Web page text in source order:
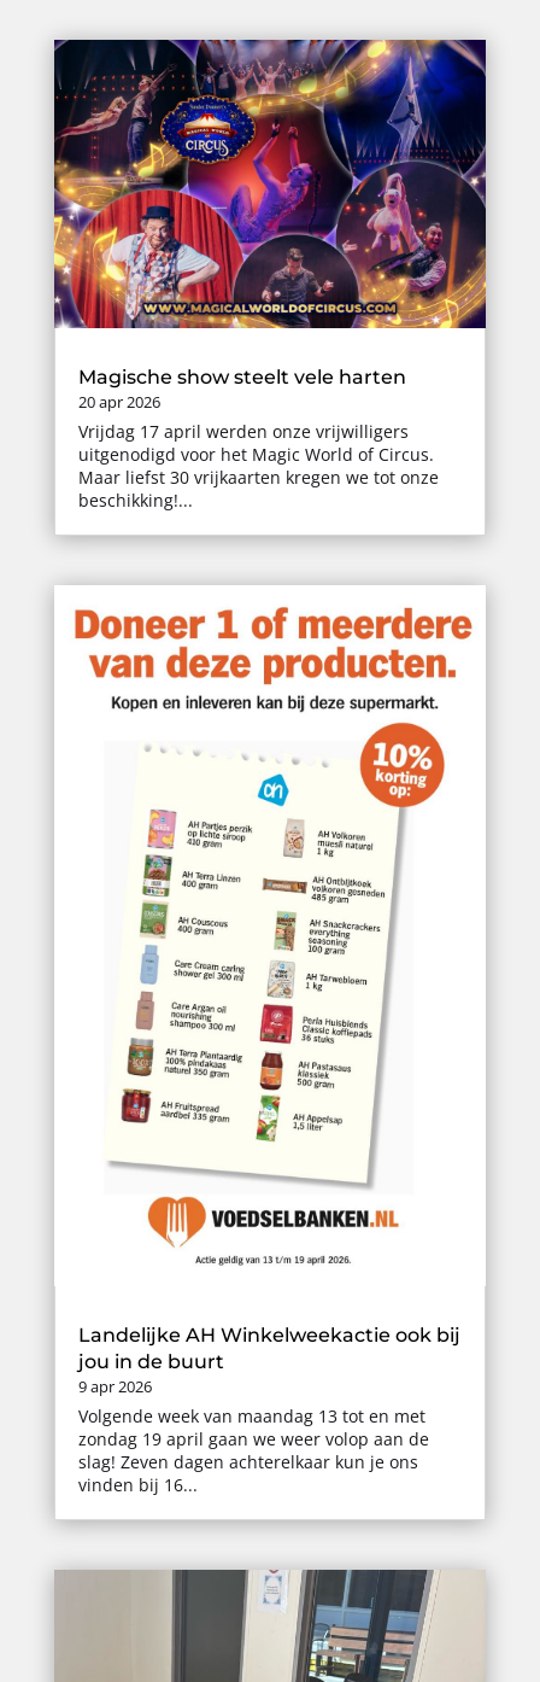
Magische show steelt vele harten
20 apr 2026
Vrijdag 17 april werden onze vrijwilligers
uitgenodigd voor het Magic World of Circus.
Maar liefst 30 vrijkaarten kregen we tot onze
beschikking!...
Landelijke AH Winkelweekactie ook bij
jou in de buurt
9 apr 2026
Volgende week van maandag 13 tot en met
zondag 19 april gaan we weer volop aan de
slag! Zeven dagen achterelkaar kun je ons
vinden bij 16...